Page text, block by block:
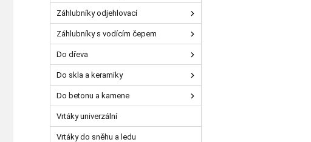
Záhlubníky odjehlovací
Záhlubníky s vodícím čepem
Do dřeva
Do skla a keramiky
Do betonu a kamene
Vrtáky univerzální
Vrtáky do sněhu a ledu